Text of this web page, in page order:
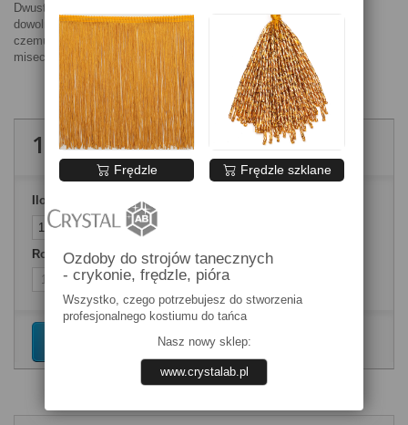
Dwustronny top z elastycznej czerwonej krepy. Można zakładać
dowolnie przód - tył. Część na biuście z podwójnej tkaniny, dzięki
czemu nie prześwituje biustonosz lub można również zamocować
miseczki.
160,00 złbrutto
Ilość
Rozmiary ubrań
Frędzle Frędzle szklane
Ozdoby do strojów tanecznych
- crykonie, frędzle, pióra
Wszystko, czego potrzebujesz do stworzenia
profesjonalnego kostiumu do tańca
Nasz nowy sklep:
www.crystalab.pl